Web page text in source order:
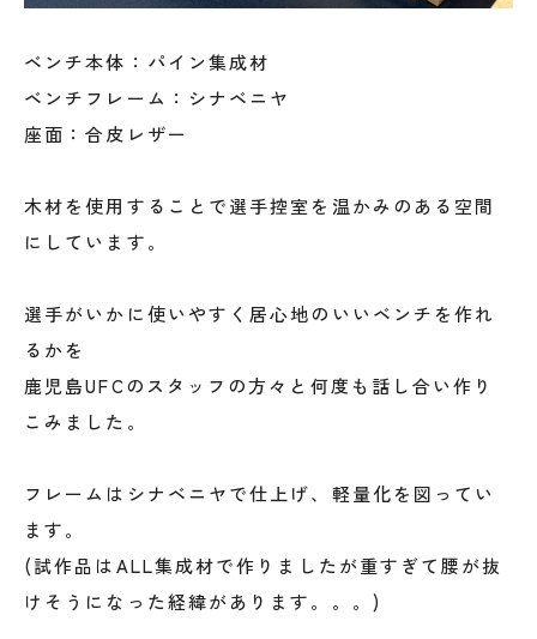
ベンチ本体：パイン集成材
ベンチフレーム：シナベニヤ
座面：合皮レザー
木材を使用することで選手控室を温かみのある空間
にしています。
選手がいかに使いやすく居心地のいいベンチを作れ
るかを
鹿児島UFCのスタッフの方々と何度も話し合い作り
こみました。
フレームはシナベニヤで仕上げ、軽量化を図ってい
ます。
(試作品はALL集成材で作りましたが重すぎて腰が抜
けそうになった経緯があります。。。)